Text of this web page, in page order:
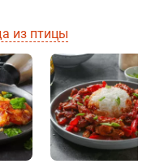
из птицы